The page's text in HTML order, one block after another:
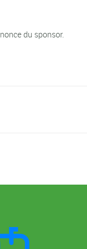
du sponsor.